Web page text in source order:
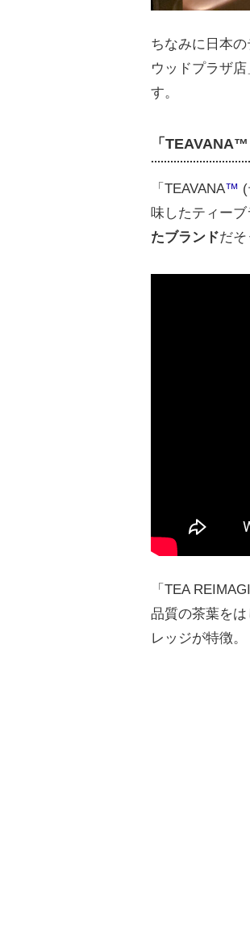
ちなみに日本
ウッドプラザ
す。
「
「TEAVANA™
味したティーブ
たブランドだそ
「TEA
品質の茶葉を
レッジが特徴。